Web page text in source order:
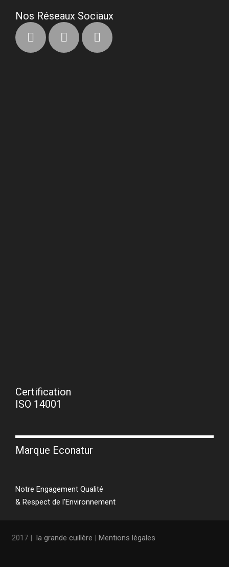
Nos Réseaux Sociaux
Certification
ISO 14001
Marque Econatur
Notre Engagement Qualité
& Respect de l’Environnement
2017 | la grande cuillère | Mentions légales